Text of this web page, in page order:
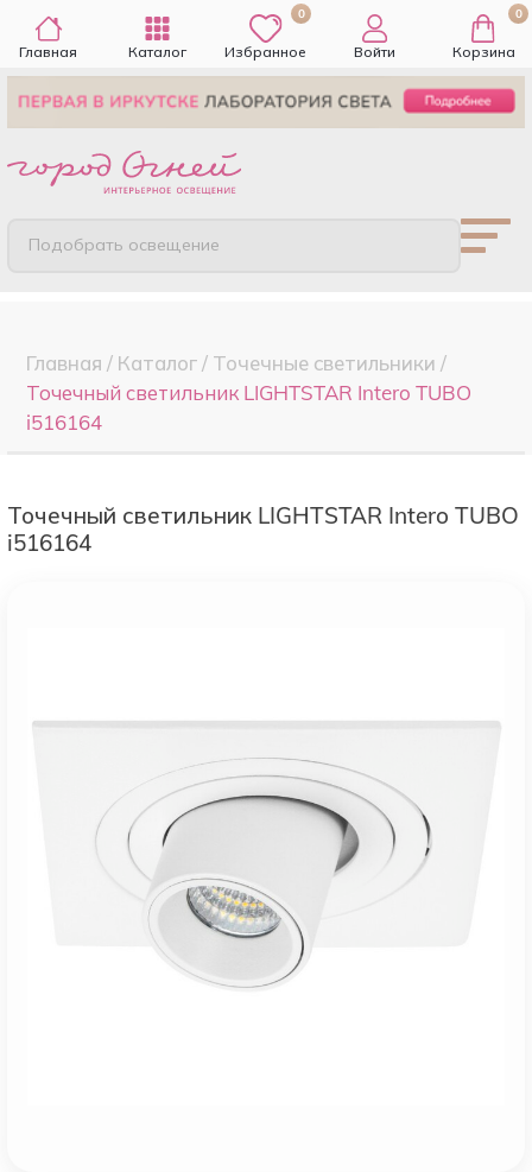
Главная Каталог
0
Избранное Войти
0
Корзина
Подобрать освещение
Главная / Каталог/ Точечные cветильники /
Точечный светильник LIGHTSTAR Intero TUBO
i516164
Точечный светильник LIGHTSTAR Intero TUBO
i516164